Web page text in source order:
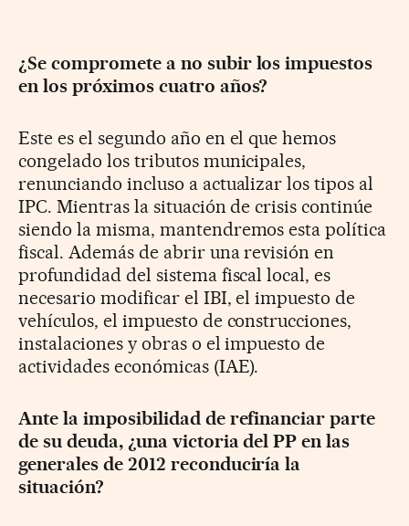
¿Se compromete a no subir los impuestos
en los próximos cuatro años?
Este es el segundo año en el que hemos
congelado los tributos municipales,
renunciando incluso a actualizar los tipos al
IPC. Mientras la situación de crisis continúe
siendo la misma, mantendremos esta política
fiscal. Además de abrir una revisión en
profundidad del sistema fiscal local, es
necesario modificar el IBI, el impuesto de
vehículos, el impuesto de construcciones,
instalaciones y obras o el impuesto de
actividades económicas (IAE).
Ante la imposibilidad de refinanciar parte
de su deuda, ¿una victoria del PP en las
generales de 2012 reconduciría la
situación?